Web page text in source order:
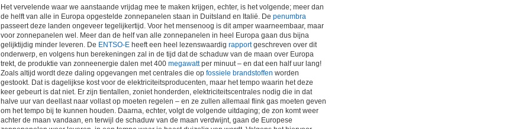
Het vervelende waar we aanstaande vrijdag mee te maken krijgen, echter, is het volgende; meer dan
de helft van alle in Europa opgestelde zonnepanelen staan in Duitsland en Italië. De penumbra
passeert deze landen ongeveer tegelijkertijd. Voor het mensenoog is dit amper waarneembaar, maar
voor zonnepanelen wel. Meer dan de helf van alle zonnepanelen in heel Europa gaan dus bijna
gelijktijdig minder leveren. De ENTSO-E heeft een heel lezenswaardig rapportgeschreven over dit
onderwerp, en volgens hun berekeningen zal in de tijd dat de schaduw van de maan over Europa
trekt, de produktie van zonneenergie dalen met 400 megawattper minuut – en dat een half uur lang!
Zoals altijd wordt deze daling opgevangen met centrales die op fossiele brandstoffen worden
gestookt. Dat is dagelijkse kost voor de elektriciteitsproducenten, maar het tempo waarin het deze
keer gebeurt is dat niet. Er zijn tientallen, zoniet honderden, elektriciteitscentrales nodig die in dat
halve uur van deellast naar vollast op moeten regelen – en ze zullen allemaal flink gas moeten geven
om het tempo bij te kunnen houden. Daarna, echter, volgt de volgende uitdaging; de zon komt weer
achter de maan vandaan, en terwijl de schaduw van de maan verdwijnt, gaan de Europese